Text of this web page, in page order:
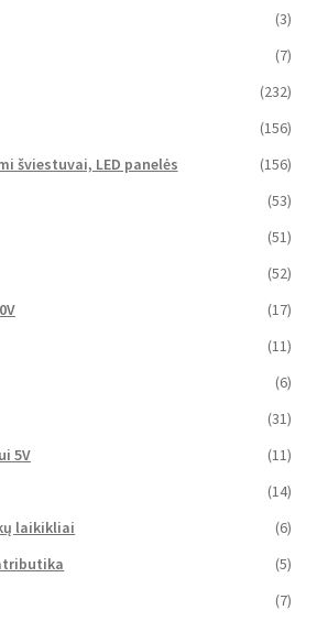
(3)
(7)
(232)
(156)
šviestuvai, LED panelės
(156)
(53)
(51)
(52)
(17)
(11)
(6)
(31)
5V
(11)
(14)
laikikliai
(6)
(5)
(7)